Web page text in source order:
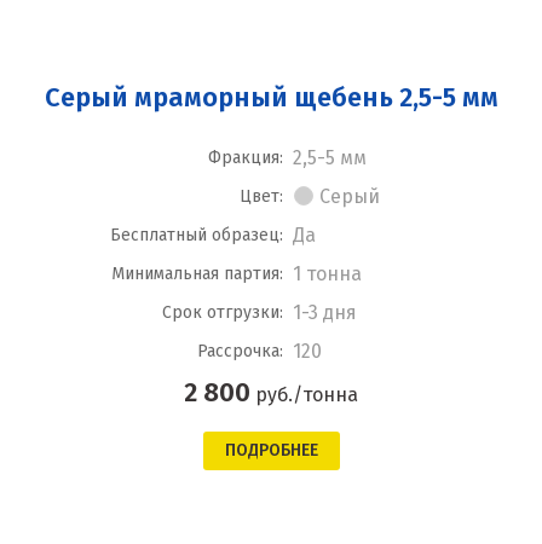
Серый мраморный щебень 2,5-5 мм
Фракция: 2,5-5 мм
Цвет: Серый
Бесплатный образец: Да
Минимальная партия: 1 тонна
Срок отгрузки: 1-3 дня
Рассрочка: 120
2 800 руб./тонна
ПОДРОБНЕЕ